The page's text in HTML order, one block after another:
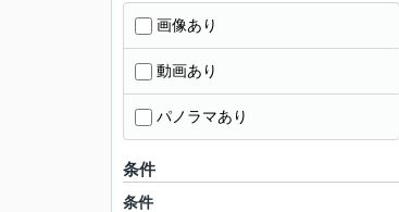
画像あり
動画あり
パノラマあり
条件
条件